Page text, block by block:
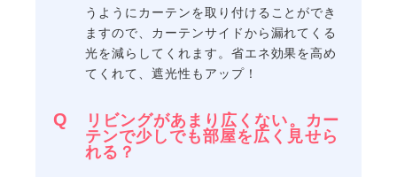
うようにカーテンを取り付けることができ
ますので、カーテンサイドから漏れてくる
光を減らしてくれます。省エネ効果を高め
てくれて、遮光性もアップ！
リビングがあまり広くない。カー
テンで少しでも部屋を広く見せら
れる？